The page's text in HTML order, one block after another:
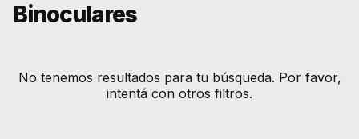
Binoculares
No tenemos resultados para tu búsqueda. Por favor,
intentá con otros filtros.